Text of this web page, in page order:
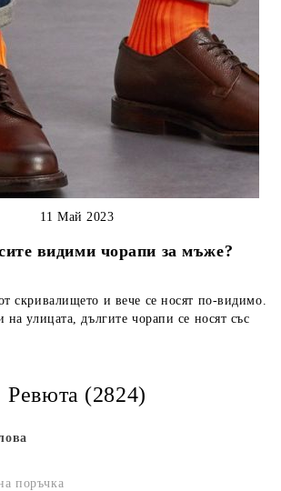
видими чорапи за мъже?
11 Май 2023
скривалището и вече се носят по-видимо.
на улицата, дългите чорапи се носят със
Ревюта (2824)
поръчка